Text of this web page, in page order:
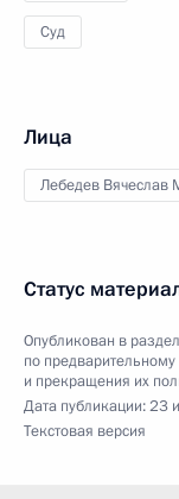
Суд
Лица
Лебедев Вячеслав
Статус
Опубликован в
по
и прекращения их
Дата публикации:23
Текстовая версия